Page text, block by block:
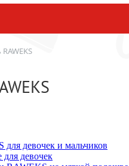
для девочек и мальчиков
девочек